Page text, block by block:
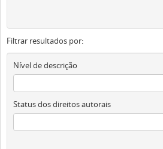
Filtrar resultados por:
Nível de descrição
Status dos direitos autorais